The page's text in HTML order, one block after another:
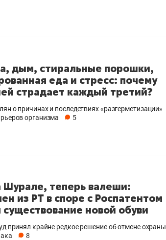
дым, стиральные порошки,
еда и стресс: почему
страдает каждый третий?
о причинах и последствиях «разгерметизации»
организма
5
Шурале, теперь валеши:
из РТ в споре с Роспатентом
существование новой обуви
принял крайне редкое решение об отмене охраны
8